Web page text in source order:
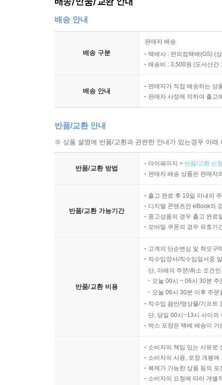
배송 안내
배송 구분
판매자 배송
택배사 : 편의점택배(GS) (
배송비 : 3,500원 (도서산간
배송 안내
판매자가 직접 배송하는 상
판매자 사정에 의하여 출고
반품/교환 안내
※ 상품 설명에 반품/교환과 관련한 안내가 있는경우 아
반품/교환 방법
마이페이지 > 반품/교환 신
판매자 배송 상품은 판매자
반품/교환 가능기간
출고 완료 후 10일 이내의
디지털 콘텐츠인 eBook의
중고상품의 경우 출고 완료
모바일 쿠폰의 경우 유효기
반품/교환 비용
고객의 단순변심 및 착오구
직수입양서/직수입일서중
단, 아래의 주문/취소 조건
오늘 00시 ~ 06시 30분
오늘 06시 30분 이후 주
직수입 음반/영상물/기프트
단, 당일 00시~13시 사이의
박스 포장은 택배 배송이
소비자의 책임 있는 사유로
소비자의 사용, 포장 개봉
복제가 가능한 상품 등의
소비자의 요청에 따라 개별